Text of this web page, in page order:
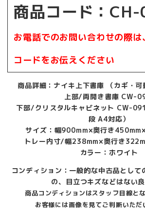
商品コード：
お電話でのお問い合わせの際は
コードをお伝えください
商品詳細：ナイキ上下書庫 （カギ・可
上部/両開き書庫 CW-
下部/クリスタルキャビネット CW-
段 A4対応）
サイズ：幅900mm×奥行き
トレー内寸/幅238mm×奥行き
カラー：ホワイト
コンディション：一般的な中古品として
の、目立つキズなどはない
商品コンディションはスタッフ目線と
お客様には画像を見てご判断いただ